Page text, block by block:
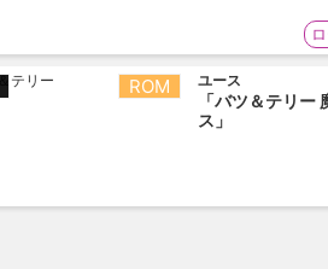
ROM ユース
「バツ＆テリー
ス」